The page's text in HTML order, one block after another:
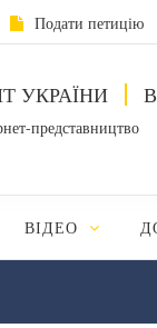
Подати петицію
УКРАЇНИ
представництво
ВІДЕО